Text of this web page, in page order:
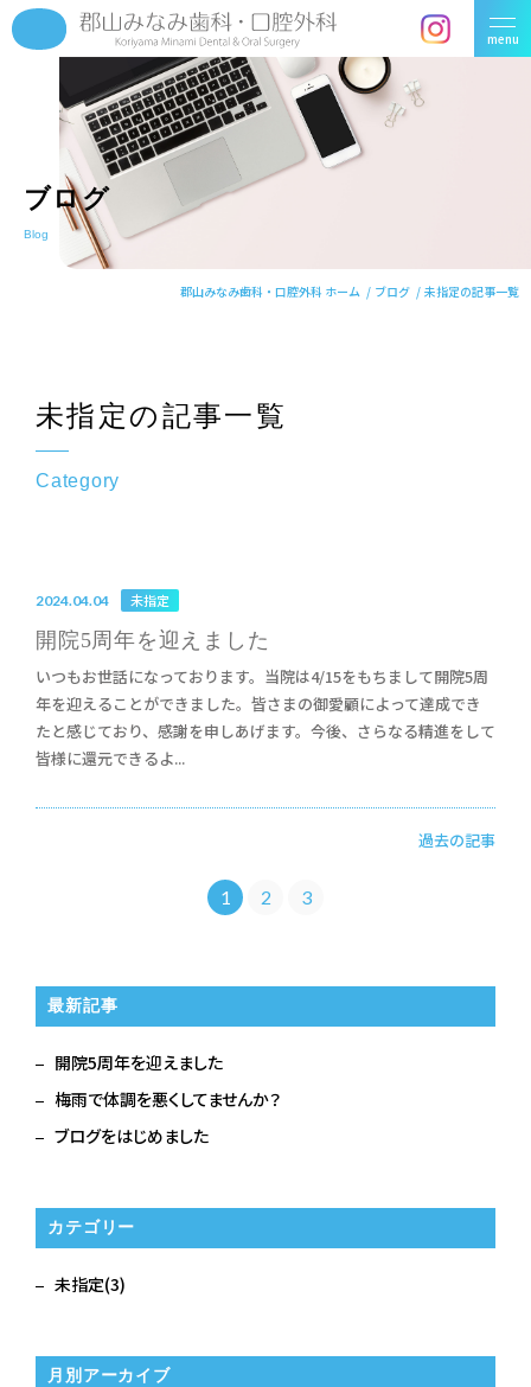
menu
ブログ
Blog
郡山みなみ歯科・口腔外科 ホーム ブログ 未指定の記事一覧
未指定の記事一覧
Category
2024.04.04 未指定
開院5周年を迎えました
いつもお世話になっております。当院は4/15をもちまして開院5周
年を迎えることができました。皆さまの御愛顧によって達成でき
たと感じており、感謝を申しあげます。今後、さらなる精進をして
皆様に還元できるよ...
1 2 3
過去の記事
最新記事
開院5周年を迎えました
梅雨で体調を悪くしてませんか？
ブログをはじめました
カテゴリー
未指定(3)
月別アーカイブ